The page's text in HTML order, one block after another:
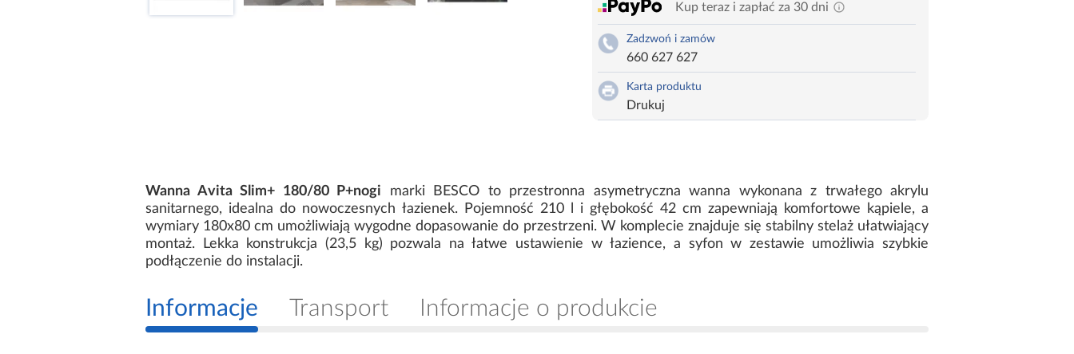
Kup teraz i zapłać za 30 dni
Zadzwoń i zamów
660 627 627
Karta produktu
Drukuj
Wanna Avita Slim+ 180/80 P+nogi marki BESCO to przestronna asymetryczna wanna wykonana z trwałego akrylu
sanitarnego, idealna do nowoczesnych łazienek. Pojemność 210 l i głębokość 42 cm zapewniają komfortowe kąpiele, a
wymiary 180x80 cm umożliwiają wygodne dopasowanie do przestrzeni. W komplecie znajduje się stabilny stelaż ułatwiający
montaż. Lekka konstrukcja (23,5 kg) pozwala na łatwe ustawienie w łazience, a syfon w zestawie umożliwia szybkie
podłączenie do instalacji.
Informacje Transport Informacje o produkcie